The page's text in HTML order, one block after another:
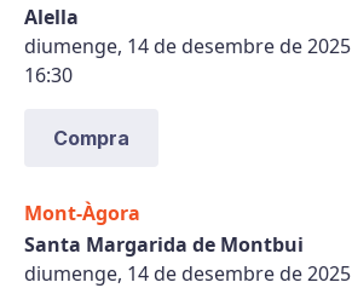
Alella
diumenge, 14 de desembre de 2025
16:30
Compra
Mont-Àgora
Santa Margarida de Montbui
diumenge, 14 de desembre de 2025